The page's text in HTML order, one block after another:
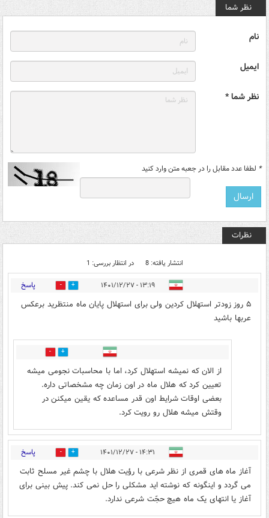
نظر شما
نام
ایمیل
نظر شما *
* لطفا عدد مقابل را در جعبه متن وارد کنید
نظرات
انتشار یافته: 8 در انتظار بررسی: 1
۱۳:۱۹ - ۱۴۰۱/۱۲/۲۷ 3 پاسخ
۵ روز زودتر استهلال کردین ولی برای استهلال پایان ماه منتظرید برعکس
عربها باشید
2
از الان که نمیشه استهلال کرد، اما با محاسبات نجومی میشه
تعیین کرد که هلال ماه در اون زمان چه مشخصاتی داره.
بعضی اوقات شرایط اون قدر مساعده که یقین میکنن در
وقتش میشه هلال رو رویت کرد.
۱۴:۳۱ - ۱۴۰۱/۱۲/۲۷ 1 پاسخ
آغاز ماه های قمری از نظر شرعی با رؤیت هلال با چشم غیر مسلح ثابت
می گردد و اینگونه که نوشته اید مشکلی را حل نمی کند. پیش بینی برای
آغاز یا انتهای یک ماه هیچ حجّت شرعی ندارد.